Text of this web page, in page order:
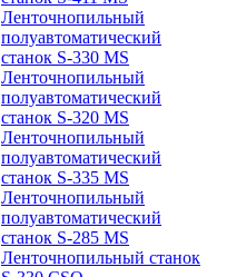
Ленточнопильный
полуавтоматический
станок S-330 MS
Ленточнопильный
полуавтоматический
станок S-320 MS
Ленточнопильный
полуавтоматический
станок S-335 MS
Ленточнопильный
полуавтоматический
станок S-285 MS
Ленточнопильный станок